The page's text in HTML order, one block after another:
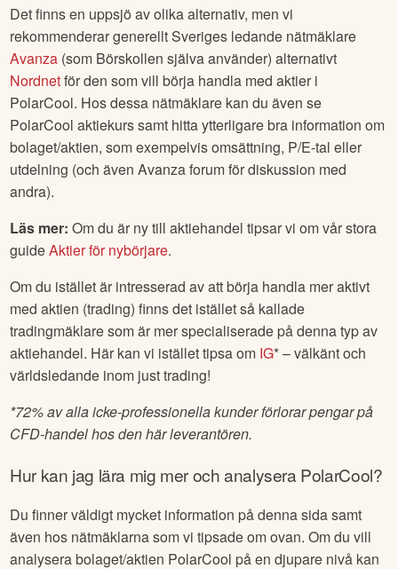
Det finns en uppsjö av olika alternativ, men vi
rekommenderar generellt Sveriges ledande nätmäklare
Avanza (som Börskollen själva använder) alternativt
Nordnetför den som vill börja handla med aktier i
PolarCool. Hos dessa nätmäklare kan du även se
PolarCool aktiekurs samt hitta ytterligare bra information om
bolaget/aktien, som exempelvis omsättning, P/E-tal eller
utdelning (och även Avanza forum för diskussion med
andra).
Läs mer: Om du är ny till aktiehandel tipsar vi om vår stora
guideAktier för nybörjare.
Om du istället är intresserad av att börja handla mer aktivt
med aktien (trading) finns det istället så kallade
tradingmäklare som är mer specialiserade på denna typ av
aktiehandel. Här kan vi istället tipsa om IG* – välkänt och
världsledande inom just trading!
*72% av alla icke-professionella kunder förlorar pengar på
CFD-handel hos den här leverantören.
Hur kan jag lära mig mer och analyseraPolarCool?
Du finner väldigt mycket information på denna sida samt
även hos nätmäklarna som vi tipsade om ovan. Om du vill
analysera bolaget/aktien PolarCool på en djupare nivå kan